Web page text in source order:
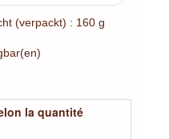
(verpackt) : 160 g
la quantité